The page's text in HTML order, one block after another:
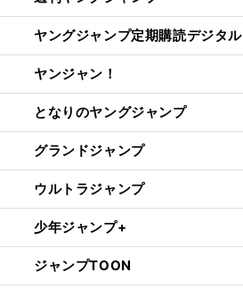
ヤングジャンプ定期購読デジタル
ヤンジャン！
となりのヤングジャンプ
グランドジャンプ
ウルトラジャンプ
少年ジャンプ+
ジャンプTOON